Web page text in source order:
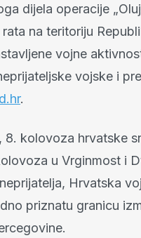
dijela operacije
na teritoriju
vojne
vojske i
.
8. kolovoza hrvatske
u Vrginmost i
Hrvatska
priznatu granicu